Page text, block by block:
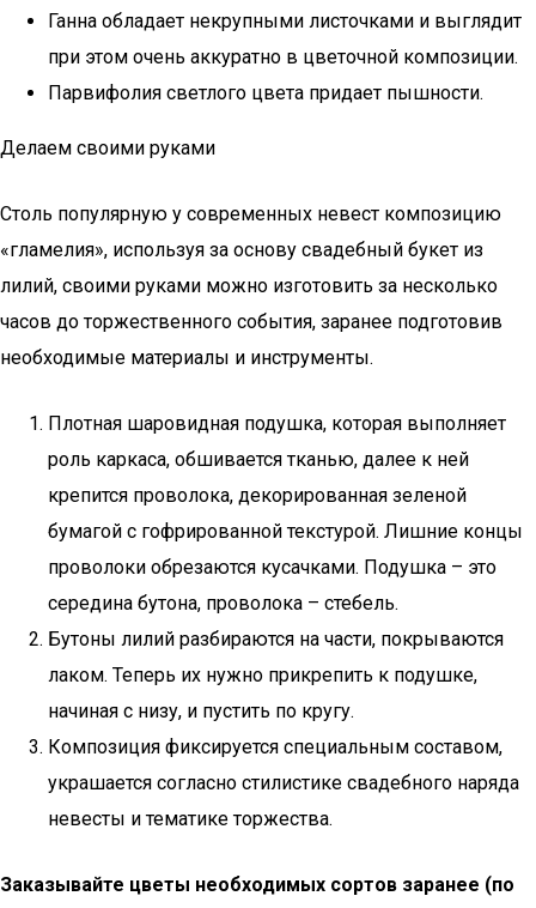
Ганна обладает некрупными листочками и выглядит
при этом очень аккуратно в цветочной композиции.
Парвифолия светлого цвета придает пышности.
Делаем своими руками
Столь популярную у современных невест композицию
«гламелия», используя за основу свадебный букет из
лилий, своими руками можно изготовить за несколько
часов до торжественного события, заранее подготовив
необходимые материалы и инструменты.
Плотная шаровидная подушка, которая выполняет
роль каркаса, обшивается тканью, далее к ней
крепится проволока, декорированная зеленой
бумагой с гофрированной текстурой. Лишние концы
проволоки обрезаются кусачками. Подушка – это
середина бутона, проволока – стебель.
Бутоны лилий разбираются на части, покрываются
лаком. Теперь их нужно прикрепить к подушке,
начиная с низу, и пустить по кругу.
Композиция фиксируется специальным составом,
украшается согласно стилистике свадебного наряда
невесты и тематике торжества.
Заказывайте цветы необходимых сортов заранее (по